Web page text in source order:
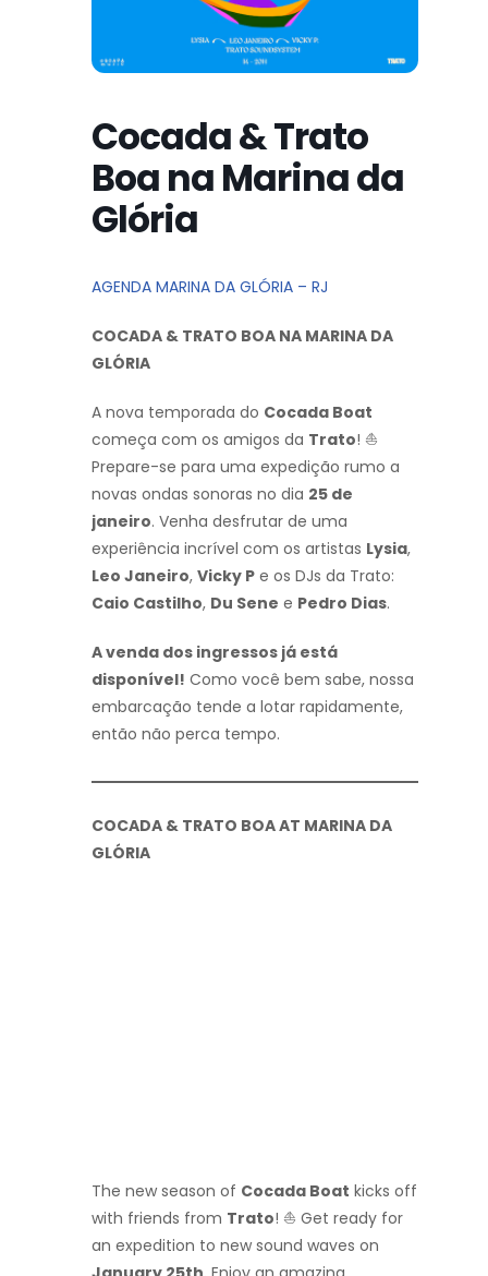
Cocada & Trato
Boa na Marina da
Glória
AGENDA MARINA DA GLÓRIA – RJ
COCADA & TRATO BOA NA MARINA DA
GLÓRIA
A nova temporada do Cocada Boat
começa com os amigos da Trato! ⛵
Prepare-se para uma expedição rumo a
novas ondas sonoras no dia 25 de
janeiro. Venha desfrutar de uma
experiência incrível com os artistas Lysia,
Leo Janeiro, Vicky P e os DJs da Trato:
Caio Castilho, Du Sene e Pedro Dias.
A venda dos ingressos já está
disponível! Como você bem sabe, nossa
embarcação tende a lotar rapidamente,
então não perca tempo.
COCADA & TRATO BOA AT MARINA DA
GLÓRIA
The new season of Cocada Boat kicks off
with friends from Trato! ⛵ Get ready for
an expedition to new sound waves on